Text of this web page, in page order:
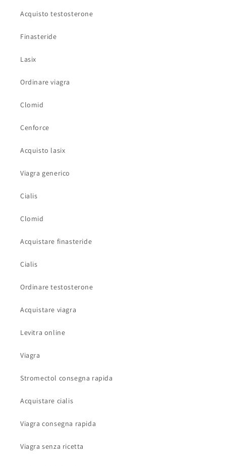
Acquisto testosterone
Finasteride
Lasix
Ordinare viagra
Clomid
Cenforce
Acquisto lasix
Viagra generico
Cialis
Clomid
Acquistare finasteride
Cialis
Ordinare testosterone
Acquistare viagra
Levitra online
Viagra
Stromectol consegna rapida
Acquistare cialis
Viagra consegna rapida
Viagra senza ricetta